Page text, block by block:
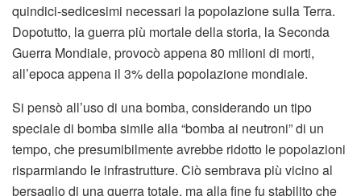
quindici-sedicesimi necessari la popolazione sulla Terra.
Dopotutto, la guerra più mortale della storia, la Seconda
Guerra Mondiale, provocò appena 80 milioni di morti,
all’epoca appena il 3% della popolazione mondiale.
Si pensò all’uso di una bomba, considerando un tipo
speciale di bomba simile alla “bomba ai neutroni” di un
tempo, che presumibilmente avrebbe ridotto le popolazioni
risparmiando le infrastrutture. Ciò sembrava più vicino al
bersaglio di una guerra totale, ma alla fine fu stabilito che